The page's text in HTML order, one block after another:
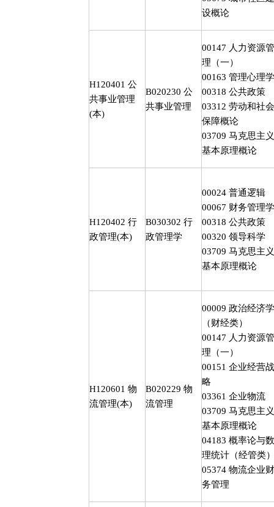
设概论
H120401 公
共事业管理
(本)
B020230 公
共事业管理
00147 人力资源管
理（一）
00163 管理心理学
00318 公共政策
03312 劳动和社会
保障概论
03709 马克思主义
基本原理概论
H120402 行
政管理(本)
B030302 行
政管理学
00024 普通逻辑
00067 财务管理学
00318 公共政策
00320 领导科学
03709 马克思主义
基本原理概论
H120601 物
流管理(本)
B020229 物
流管理
00009 政治经济学
（财经类）
00147 人力资源管
理（一）
00151 企业经营战
略
03361 企业物流
03709 马克思主义
基本原理概论
04183 概率论与数
理统计（经管类
05374 物流企业财
务管理